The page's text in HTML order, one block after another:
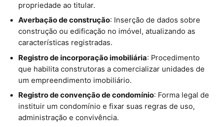
propriedade ao titular.
Averbação de construção: Inserção de dados sobre
construção ou edificação no imóvel, atualizando as
características registradas.
Registro de incorporação imobiliária: Procedimento
que habilita construtoras a comercializar unidades de
um empreendimento imobiliário.
Registro de convenção de condomínio: Forma legal de
instituir um condomínio e fixar suas regras de uso,
administração e convivência.